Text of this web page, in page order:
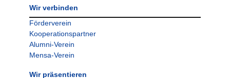
Wir verbinden
Förderverein
Kooperationspartner
Alumni-Verein
Mensa-Verein
Wir präsentieren